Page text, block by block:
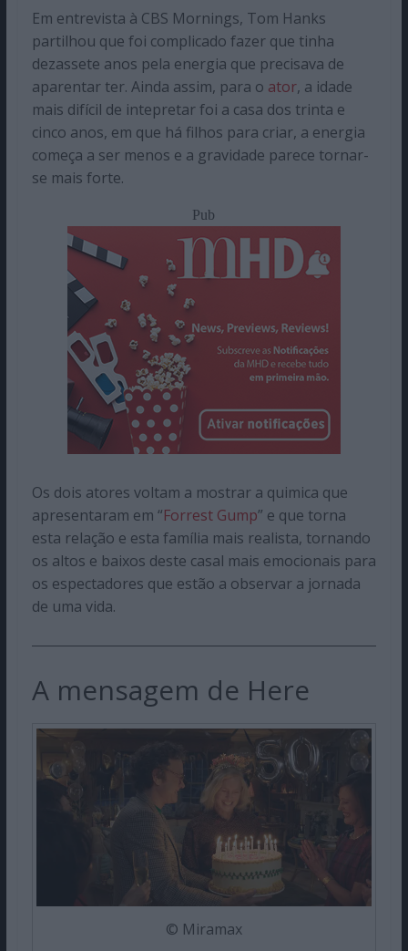
Em entrevista à CBS Mornings, Tom Hanks
partilhou que foi complicado fazer que tinha
dezassete anos pela energia que precisava de
aparentar ter. Ainda assim, para o ator, a idade
mais difícil de intepretar foi a casa dos trinta e
cinco anos, em que há filhos para criar, a energia
começa a ser menos e a gravidade parece tornar-
se mais forte.
Pub
Os dois atores voltam a mostrar a quimica que
apresentaram em “Forrest Gump” e que torna
esta relação e esta família mais realista, tornando
os altos e baixos deste casal mais emocionais para
os espectadores que estão a observar a jornada
de uma vida.
A mensagem de Here
© Miramax